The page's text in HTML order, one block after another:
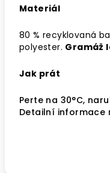
Materiál
80 % recyklovaná
polyester. Gramáž
Jak prát
Perte na 30°C,
Detailní informace